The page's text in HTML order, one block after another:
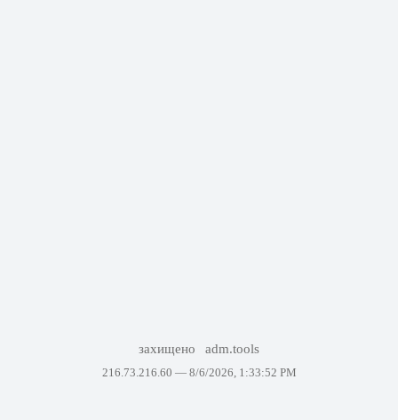
захищено adm.tools
216.73.216.60 — 8/6/2026, 1:33:52 PM